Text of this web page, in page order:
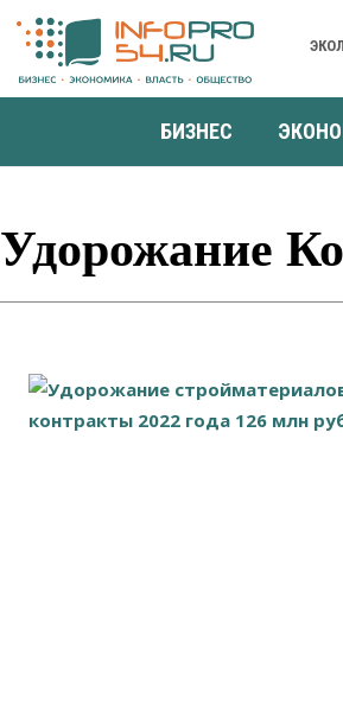
БИЗНЕС
Удорожание